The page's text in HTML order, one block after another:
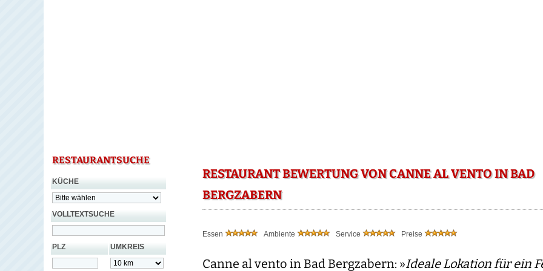
RESTAURANTSUCHE
KÜCHE
VOLLTEXTSUCHE
PLZ UMKREIS
RESTAURANT BEWERTUNG VON CANNE AL VENTO IN BAD
BERGZABERN
Essen Ambiente Service Preise
Canne al vento in Bad Bergzabern: »Ideale Lokation für ein